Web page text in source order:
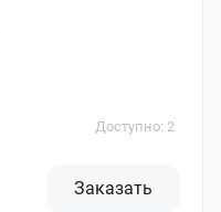
Доступно: 2
Заказать